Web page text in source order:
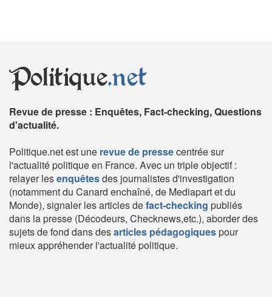
Politique.net
Revue de presse : Enquêtes, Fact-checking, Questions
d'actualité.
Politique.net est une revue de pressecentrée sur
l'actualité politique en France. Avec un triple objectif :
relayer lesenquêtesdes journalistes d'investigation
(notamment du Canard enchaîné, de Mediapart et du
Monde), signaler les articles defact-checking publiés
dans la presse (Décodeurs, Checknews,etc.), aborder des
sujets de fond dans desarticles pédagogiquespour
mieux appréhender l'actualité politique.